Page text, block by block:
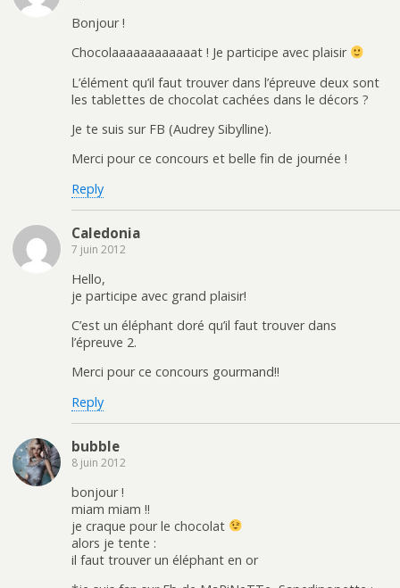
Bonjour !
Chocolaaaaaaaaaaaat ! Je participe avec plaisir
L’élément qu’il faut trouver dans l’épreuve deux sont
les tablettes de chocolat cachées dans le décors ?
Je te suis sur FB (Audrey Sibylline).
Merci pour ce concours et belle fin de journée !
Reply
Caledonia
7 juin 2012
Hello,
je participe avec grand plaisir!
C’est un éléphant doré qu’il faut trouver dans
l’épreuve 2.
Merci pour ce concours gourmand!!
Reply
bubble
8 juin 2012
bonjour !
miam miam !!
je craque pour le chocolat
alors je tente :
il faut trouver un éléphant en or